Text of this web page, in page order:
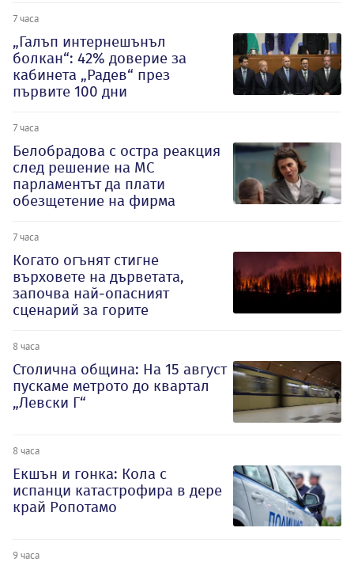
7 часа
„Галъп интернешънъл
болкан“: 42% доверие за
кабинета „Радев“ през
първите 100 дни
7 часа
Белобрадова с остра реакция
след решение на МС
парламентът да плати
обезщетение на фирма
7 часа
Когато огънят стигне
върховете на дърветата,
започва най-опасният
сценарий за горите
8 часа
Столична община: На 15 август
пускаме метрото до квартал
„Левски Г“
8 часа
Екшън и гонка: Кола с
испанци катастрофира в дере
край Ропотамо
9 часа